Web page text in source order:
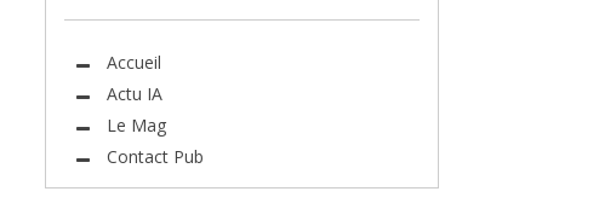
Accueil
Actu IA
Le Mag
Contact Pub